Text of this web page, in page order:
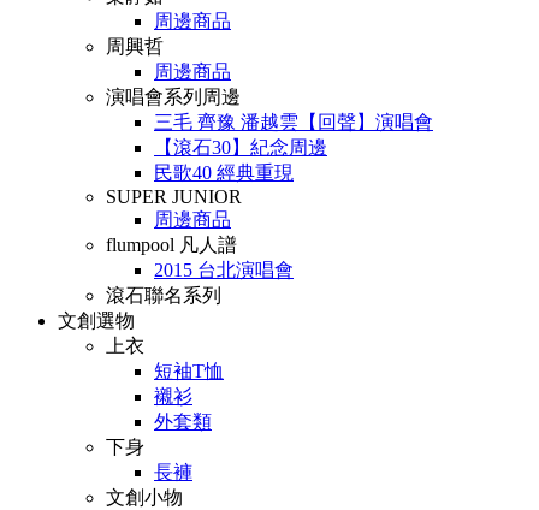
周邊商品
周興哲
周邊商品
演唱會系列周邊
三毛 齊豫 潘越雲【回聲】演唱會
【滾石30】紀念周邊
民歌40 經典重現
SUPER JUNIOR
周邊商品
flumpool 凡人譜
2015 台北演唱會
滾石聯名系列
文創選物
上衣
短袖T恤
襯衫
外套類
下身
長褲
文創小物